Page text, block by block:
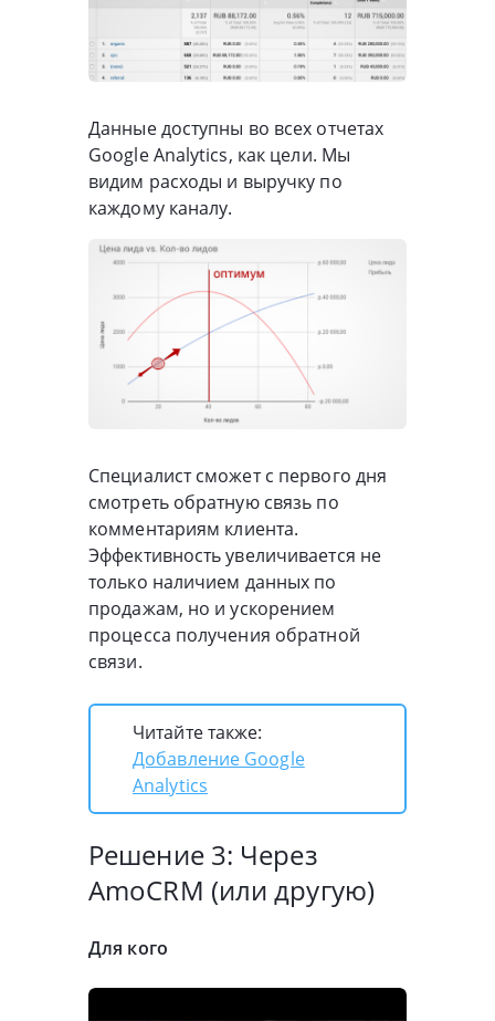
Данные доступны во всех отчетах
Google Analytics, как цели. Мы
видим расходы и выручку по
каждому каналу.
Специалист сможет с первого дня
смотреть обратную связь по
комментариям клиента.
Эффективность увеличивается не
только наличием данных по
продажам, но и ускорением
процесса получения обратной
связи.
Читайте также:
Добавление Google
Analytics
Решение 3: Через
AmoCRM (или другую)
Для кого